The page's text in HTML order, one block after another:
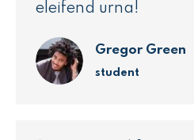
eleifend urna!
Gregor Green
student